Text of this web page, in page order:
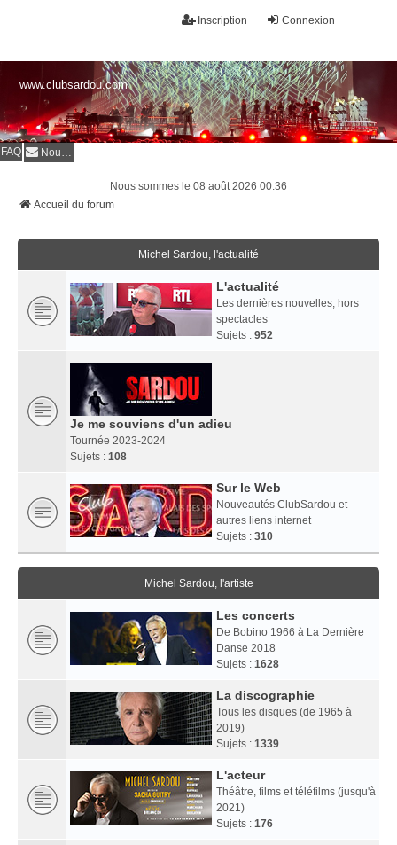
Connexion
Inscription
www.clubsardou.com
FAQ Nous contacter
Nous sommes le 08 août 2026 00:36
Accueil du forum
Michel Sardou, l'actualité
L'actualité
Les dernières nouvelles, hors
spectacles
Sujets : 952
Je me souviens d'un adieu
Tournée 2023-2024
Sujets : 108
Sur le Web
Nouveautés ClubSardou et
autres liens internet
Sujets : 310
Michel Sardou, l'artiste
Les concerts
De Bobino 1966 à La Dernière
Danse 2018
Sujets : 1628
La discographie
Tous les disques (de 1965 à
2019)
Sujets : 1339
L'acteur
Théâtre, films et téléfilms (jusqu'à
2021)
Sujets : 176